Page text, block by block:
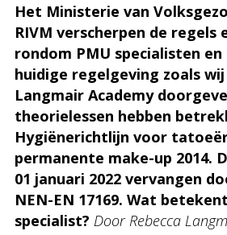
Het Ministerie van
RIVM verscherpen de regels
rondom PMU specialisten en
huidige regelgeving zoals
Langmair Academy
theorielessen hebben
Hygiënerichtlijn voor
permanente make-up 2014.
01 januari 2022 vervangen
NEN-EN 17169. Wat
specialist? Door Rebecca